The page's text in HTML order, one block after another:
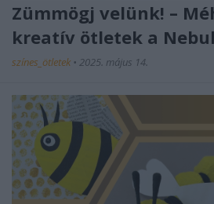
Zümmögj velünk! –
kreatív ötletek a
színes_ötletek • 2025. május 14.